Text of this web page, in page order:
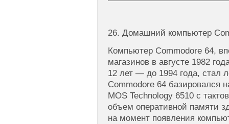
26. Домашний компьютер
Компьютер Commodore 64,
магазинов в августе 1982
12 лет — до 1994 года, стал
Commodore 64 базировался
MOS Technology 6510 с
объем оперативной памяти
на момент появления